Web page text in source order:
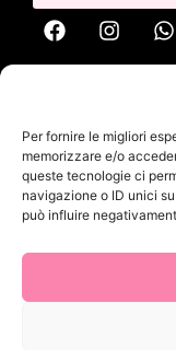
Per fornire le migliori
memorizzare e/o
queste tecnologie ci
navigazione o ID unici
può influire
Privacy